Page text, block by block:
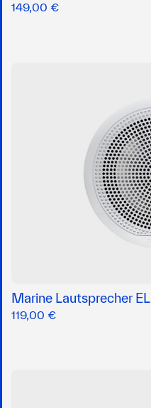
149,00 €
Marine Lautsprecher
119,00 €